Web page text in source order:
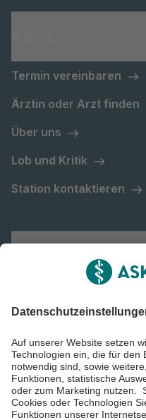
Termin vereinbaren
Ärztin oder Arzt finden
Über uns
Lob und Kritik
Station kontaktieren
Asklepios Gruppe